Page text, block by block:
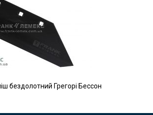
бездолотний Грегорі Бессон